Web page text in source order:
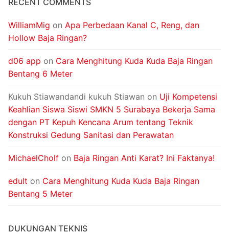
WilliamMig on Apa Perbedaan Kanal C, Reng, dan
Hollow Baja Ringan?
d06 app on Cara Menghitung Kuda Kuda Baja Ringan
Bentang 6 Meter
Kukuh Stiawandandi kukuh Stiawan on Uji Kompetensi
Keahlian Siswa Siswi SMKN 5 Surabaya Bekerja Sama
dengan PT Kepuh Kencana Arum tentang Teknik
Konstruksi Gedung Sanitasi dan Perawatan
MichaelCholf on Baja Ringan Anti Karat? Ini Faktanya!
edult on Cara Menghitung Kuda Kuda Baja Ringan
Bentang 5 Meter
DUKUNGAN TEKNIS